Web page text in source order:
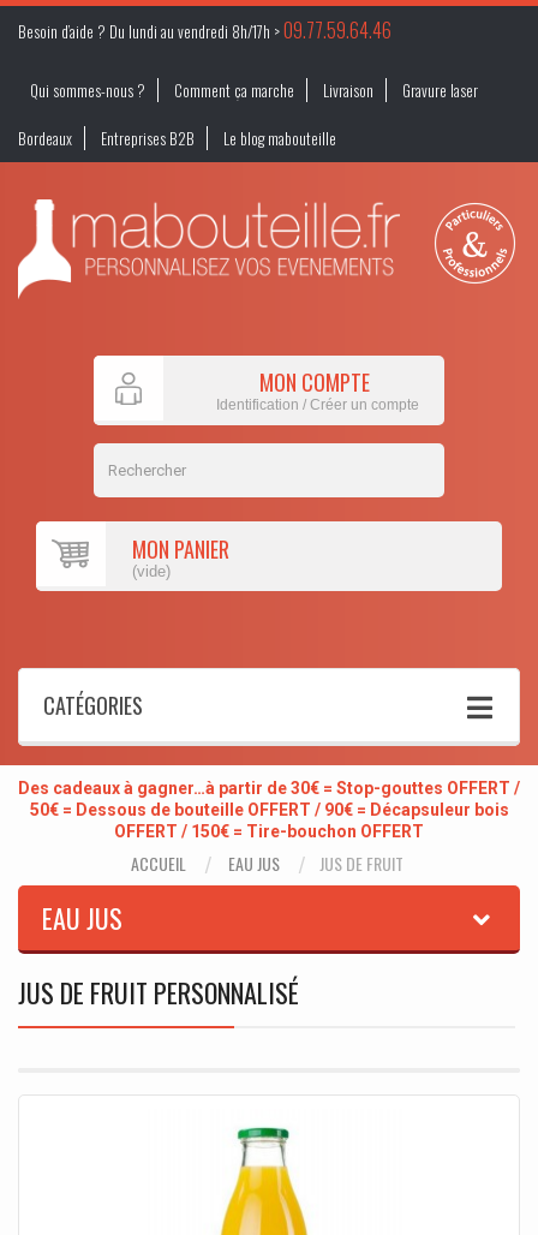
Besoin d’aide ? Du lundi au vendredi 8h/17h >09.77.59.64.46
Qui sommes-nous ? Comment ça marche Livraison
Gravure laser
Bordeaux
Entreprises B2B Le blog mabouteille
MON COMPTE
Identification / Créer un compte
MON PANIER
(vide)
CATÉGORIES
Des cadeaux à gagner…à partir de 30€ = Stop-gouttes OFFERT /
50€ = Dessous de bouteille OFFERT / 90€ = Décapsuleur bois
OFFERT / 150€ = Tire-bouchon OFFERT
ACCUEIL EAU JUS JUS DE FRUIT
EAU JUS
JUS DE FRUIT PERSONNALISÉ